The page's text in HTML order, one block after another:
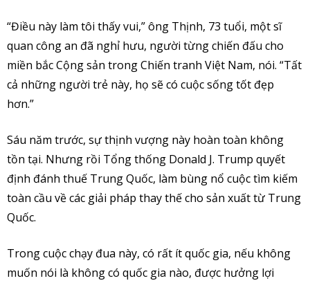
“Điều này làm tôi thấy vui,” ông Thịnh, 73 tuổi, một sĩ
quan công an đã nghỉ hưu, người từng chiến đấu cho
miền bắc Cộng sản trong Chiến tranh Việt Nam, nói. “Tất
cả những người trẻ này, họ sẽ có cuộc sống tốt đẹp
hơn.”
Sáu năm trước, sự thịnh vượng này hoàn toàn không
tồn tại. Nhưng rồi Tổng thống Donald J. Trump quyết
định đánh thuế Trung Quốc, làm bùng nổ cuộc tìm kiếm
toàn cầu về các giải pháp thay thế cho sản xuất từ Trung
Quốc.
Trong cuộc chạy đua này, có rất ít quốc gia, nếu không
muốn nói là không có quốc gia nào, được hưởng lợi